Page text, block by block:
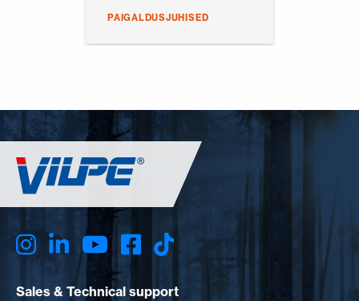
PAIGALDUSJUHISED
Sales & Technical support